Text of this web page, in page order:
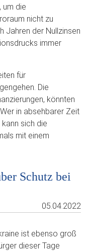
um die
nicht zu
Jahren der Nullzinsen
immer
für
Die
könnten
in absehbarer Zeit
sich die
mit einem
Schutz bei
05.04.2022
ist ebenso groß
dieser Tage